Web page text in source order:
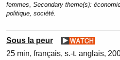
femmes Secondary theme(s):
politique, société.
Sous la peur
25 min français, s.-t. anglais